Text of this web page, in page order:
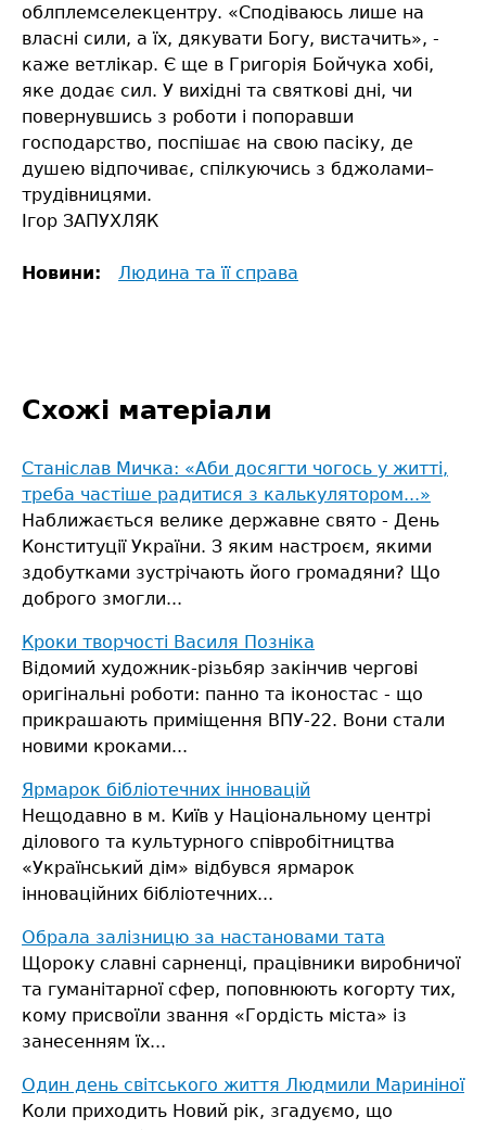
облплемселекцентру. «Сподіваюсь лише на
власні сили, а їх, дякувати Богу, вистачить», -
каже ветлікар. Є ще в Григорія Бойчука хобі,
яке додає сил. У вихідні та святкові дні, чи
повернувшись з роботи і попоравши
господарство, поспішає на свою пасіку, де
душею відпочиває, спілкуючись з бджолами–
трудівницями.
Ігор ЗАПУХЛЯК
Новини: Людина та її справа
Схожі матеріали
Станіслав Мичка: «Аби досягти чогось у житті,
треба частіше радитися з калькулятором...»
Наближається велике державне свято - День
Конституції України. З яким настроєм, якими
здобутками зустрічають його громадяни? Що
доброго змогли...
Кроки творчості Василя Позніка
Відомий художник-різьбяр закінчив чергові
оригінальні роботи: панно та іконостас - що
прикрашають приміщення ВПУ-22. Вони стали
новими кроками...
Ярмарок бібліотечних інновацій
Нещодавно в м. Київ у Національному центрі
ділового та культурного співробітництва
«Український дім» відбувся ярмарок
інноваційних бібліотечних...
Обрала залізницю за настановами тата
Щороку славні сарненці, працівники виробничої
та гуманітарної сфер, поповнюють когорту тих,
кому присвоїли звання «Гордість міста» із
занесенням їх...
Один день світського життя Людмили Мариніної
Коли приходить Новий рік, згадуємо, що